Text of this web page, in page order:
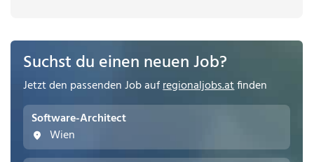
Suchst du einen neuen Job?
Jetzt den passenden Job aufregionaljobs.atfinden
Software-Architect
Wien